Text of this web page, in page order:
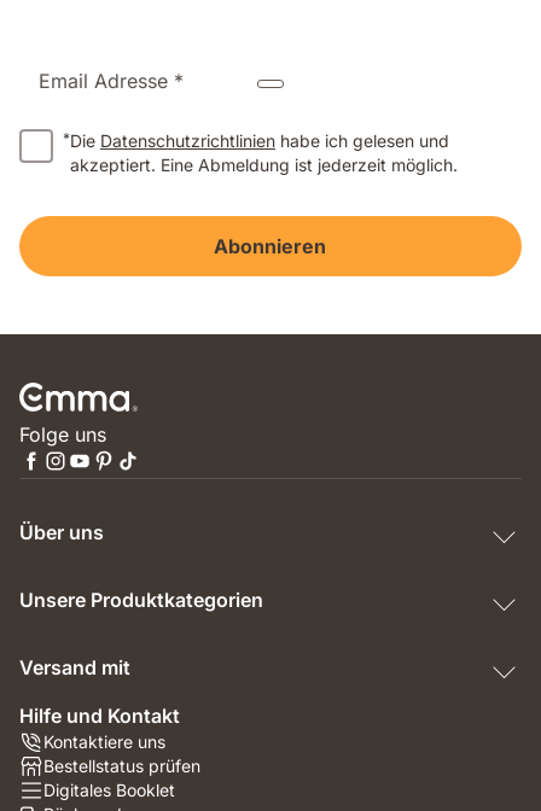
Email Adresse *
*Die Datenschutzrichtlinien habe ich gelesen und
akzeptiert. Eine Abmeldung ist jederzeit möglich.
Abonnieren
Folge uns
Über uns
Unsere Produktkategorien
Versand mit
Hilfe und Kontakt
Kontaktiere uns
Bestellstatus prüfen
Digitales Booklet